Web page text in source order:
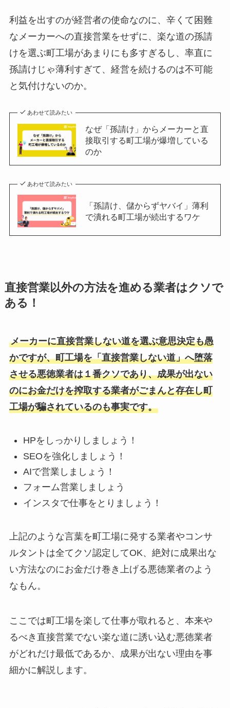
利益を出すのが経営者の使命なのに、辛くて困難
なメーカーへの直接営業をせずに、楽な道の孫請
けを選ぶ町工場があまりにも多すぎるし、率直に
孫請けじゃ薄利すぎて、経営を続けるのは不可能
と気付けないのか。
あわせて読みたい
なぜ「孫請け」からメーカーと直
接取引する町工場が爆増している
のか
あわせて読みたい
「孫請け、儲からずヤバイ」薄利
で潰れる町工場が続出するワケ
直接営業以外の方法を進める業者はクソで
ある！
メーカーに直接営業しない道を選ぶ意思決定も愚
かですが、町工場を「直接営業しない道」へ堕落
させる悪徳業者は１番クソであり、成果が出ない
のにお金だけを搾取する業者がごまんと存在し町
工場が騙されているのも事実です。
HPをしっかりしましょう！
SEOを強化しましょう！
AIで営業しましょう！
フォーム営業しましょう
インスタで仕事をとりましょう！
上記のような言葉を町工場に発する業者やコンサ
ルタントは全てクソ認定してOK、絶対に成果出な
い方法なのにお金だけ巻き上げる悪徳業者のよう
なもん。
ここでは町工場を楽して仕事が取れると、本来や
るべき直接営業でない楽な道に誘い込む悪徳業者
がどれだけ最低であるか、成果が出ない理由を事
細かに解説します。